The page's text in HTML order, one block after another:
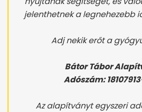
jelenthetnek a legnehezebb
Adj nekik erőt a
Bátor Tábor
Adószám:
Az alapítványt egyszeri